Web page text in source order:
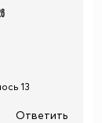
13
Ответить